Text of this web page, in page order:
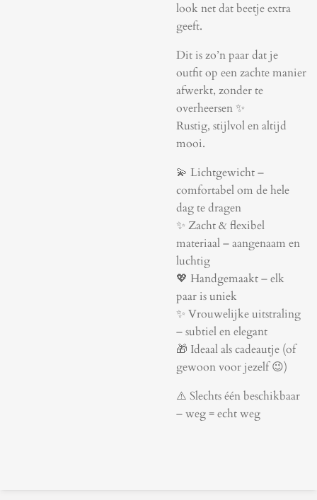
look net dat beetje extra
geeft.
Dit is zo’n paar dat je
outfit op een zachte manier
afwerkt, zonder te
overheersen ✨
Rustig, stijlvol en altijd
mooi.
💫 Lichtgewicht –
comfortabel om de hele
dag te dragen
✨ Zacht & flexibel
materiaal – aangenaam en
luchtig
💖 Handgemaakt – elk
paar is uniek
✨ Vrouwelijke uitstraling
– subtiel en elegant
🎁 Ideaal als cadeautje (of
gewoon voor jezelf 😉)
⚠️ Slechts één beschikbaar
– weg = echt weg